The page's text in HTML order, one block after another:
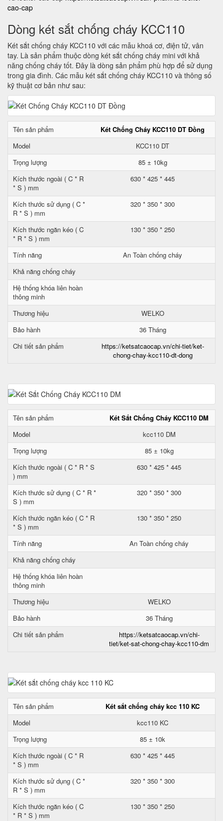
cao-cap
Dòng két sắt chống cháy KCC110
Két sắt chống cháy KCC110 với các mẫu khoá cơ, điện tử, vân
tay. Là sản phẩm thuộc dòng két sắt chống cháy mini với khả
năng chống cháy tốt. Đây là dòng sản phẩm phù hợp để sử dụng
trong gia đình. Các mẫu két sắt chống cháy KCC110 và thông số
kỹ thuật cơ bản như sau:
Tên sản phẩm
Két Chống Cháy KCC110 DT Đồng
Model
KCC110 DT
Trọng lượng
85 ± 10kg
Kích thước ngoài ( C * R
* S ) mm
630 * 425 * 445
Kích thước sử dụng ( C *
R * S ) mm
320 * 350 * 300
Kích thước ngăn kéo ( C
* R * S ) mm
130 * 350 * 250
Tính năng
An Toàn chống cháy
Khả năng chống cháy
Hệ thống khóa liên hoàn
thông minh
Thương hiệu
WELKO
Bảo hành
36 Tháng
Chi tiết sản phẩm
https://ketsatcaocap.vn/chi-tiet/ket-
chong-chay-kcc110-dt-dong
Tên sản phẩm
Két Sắt Chống Cháy KCC110 DM
Model
kcc110 DM
Trọng lượng
85 ± 10kg
Kích thước ngoài ( C * R * S
) mm
630 * 425 * 445
Kích thước sử dụng ( C * R *
S ) mm
320 * 350 * 300
Kích thước ngăn kéo ( C * R
* S ) mm
130 * 350 * 250
Tính năng
An Toàn chống cháy
Khả năng chống cháy
Hệ thống khóa liên hoàn
thông minh
Thương hiệu
WELKO
Bảo hành
36 Tháng
Chi tiết sản phẩm
https://ketsatcaocap.vn/chi-
tiet/ket-sat-chong-chay-kcc110-dm
Tên sản phẩm
Két sắt chống cháy kcc 110 KC
Model
kcc110 KC
Trọng lượng
85 ± 10k
Kích thước ngoài ( C * R
* S ) mm
630 * 425 * 445
Kích thước sử dụng ( C *
R * S ) mm
320 * 350 * 300
Kích thước ngăn kéo ( C
* R * S ) mm
130 * 350 * 250